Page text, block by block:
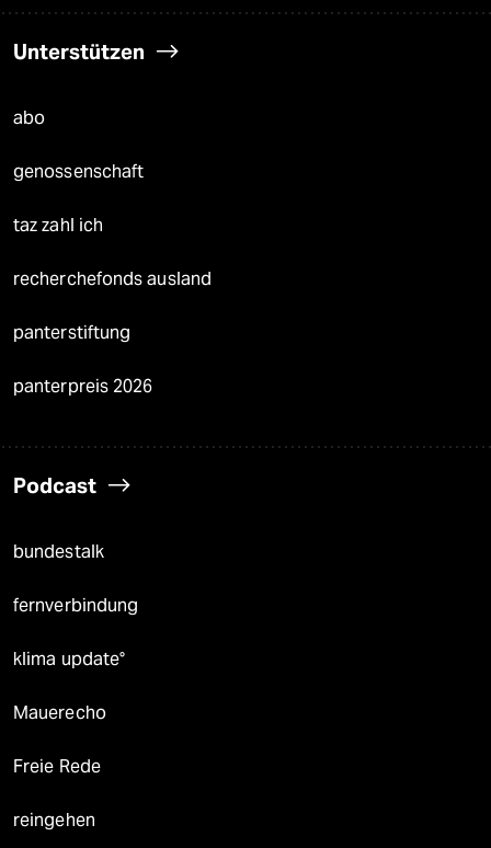
Unterstützen
abo
genossenschaft
taz zahl ich
recherchefonds ausland
panterstiftung
panterpreis 2026
Podcast
bundestalk
fernverbindung
klima update°
Mauerecho
Freie Rede
reingehen